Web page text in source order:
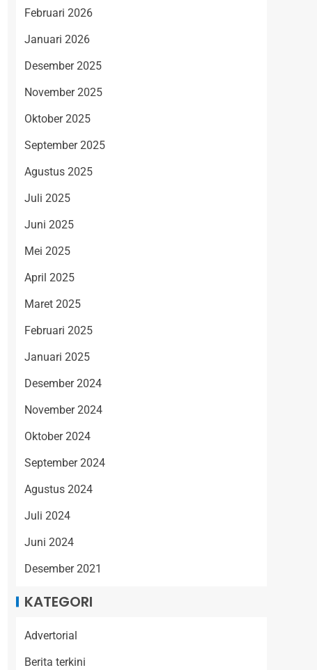
Februari 2026
Januari 2026
Desember 2025
November 2025
Oktober 2025
September 2025
Agustus 2025
Juli 2025
Juni 2025
Mei 2025
April 2025
Maret 2025
Februari 2025
Januari 2025
Desember 2024
November 2024
Oktober 2024
September 2024
Agustus 2024
Juli 2024
Juni 2024
Desember 2021
KATEGORI
Advertorial
Berita terkini